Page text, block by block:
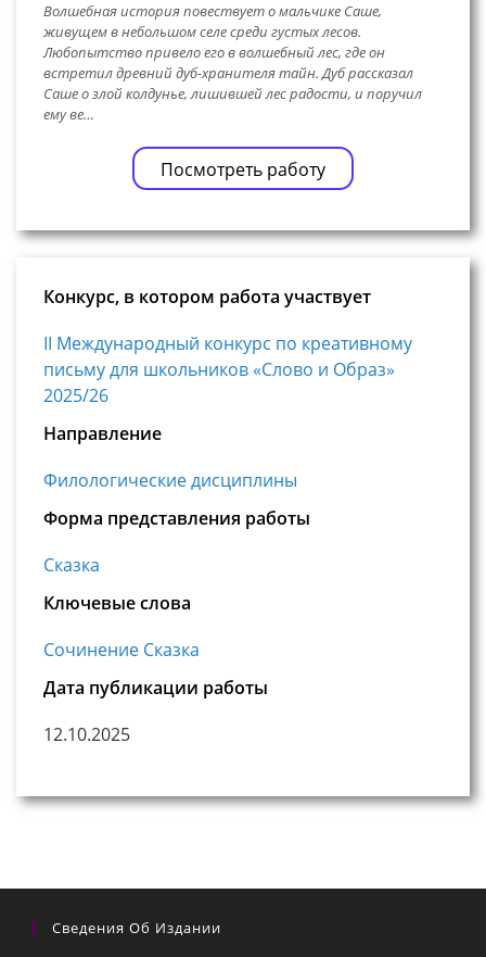
Волшебная история повествует о мальчике Саше,
живущем в небольшом селе среди густых лесов.
Любопытство привело его в волшебный лес, где он
встретил древний дуб-хранителя тайн. Дуб рассказал
Саше о злой колдунье, лишившей лес радости, и поручил
ему ве…
Посмотреть работу
Конкурс, в котором работа участвует
II Международный конкурс по креативному
письму для школьников «Слово и Образ»
2025/26
Направление
Филологические дисциплины
Форма представления работы
Сказка
Ключевые слова
Сочинение Сказка
Дата публикации работы
12.10.2025
Сведения Об Издании